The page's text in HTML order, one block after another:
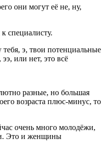
они могут её не, ну,
специалисту.
э, твои потенциальные
или нет, это всё
разные, но большая
возраста плюс-минус, то
очень много молодёжи,
Это и женщины